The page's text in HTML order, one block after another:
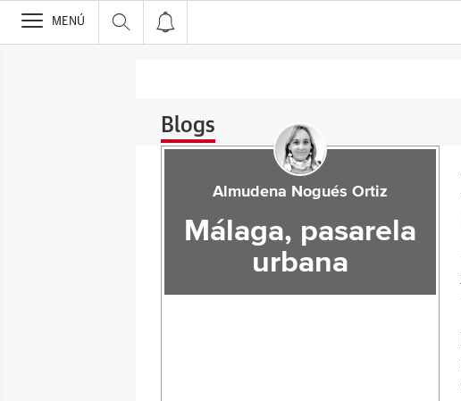
>
MENÚ
Blogs
Almudena Nogués Ortiz
Málaga, pasarela
urbana